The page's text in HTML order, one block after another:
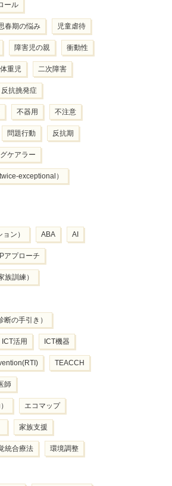
ール
春期の悩み 児童虐待
障害児の親 衝動性
重児 二次障害
反抗挑発症
不器用 不注意
問題行動 反抗期
ケアラー
exceptional）
ン） ABA AI
アプローチ
訓練）
の手引き）
ICT活用 ICT機器
TEACCH
師
エコマップ
家族支援
統合療法 環境調整